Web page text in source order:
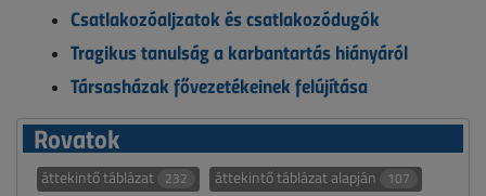
Csatlakozóaljzatok és csatlakozódugók
Tragikus tanulság a karbantartás hiányáról
Társasházak fővezetékeinek felújítása
Rovatok
áttekintő táblázat 232 áttekintő táblázat alapján 107